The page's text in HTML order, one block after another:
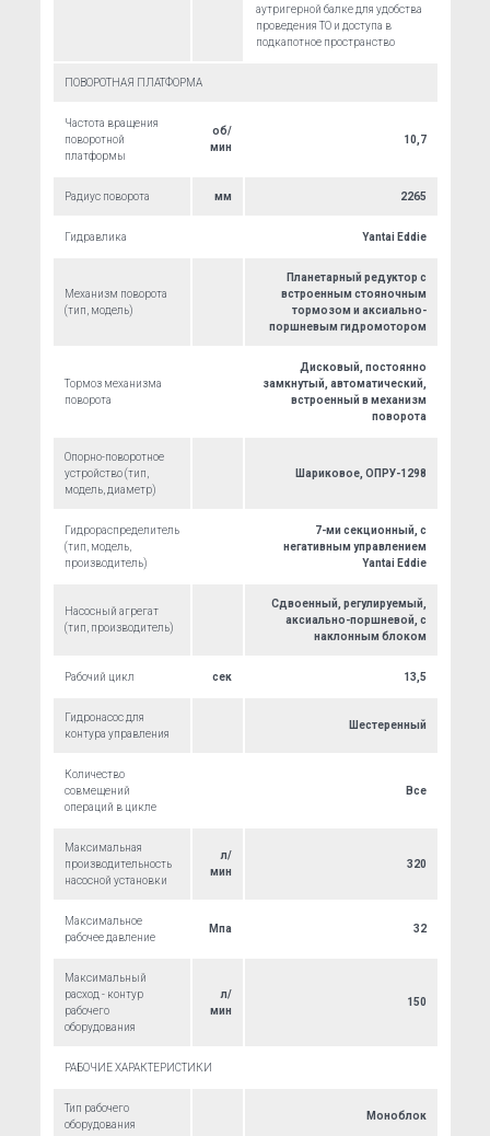
аутригерной балке для удобства
проведения ТО и доступа в
подкапотное пространство
ПОВОРОТНАЯ ПЛАТФОРМА
Частота вращения
поворотной
платформы
об/
мин
10,7
Радиус поворота мм 2265
Гидравлика Yantai Eddie
Механизм поворота
(тип, модель)
Планетарный редуктор с
встроенным стояночным
тормозом и аксиально-
поршневым гидромотором
Тормоз механизма
поворота
Дисковый, постоянно
замкнутый, автоматический,
встроенный в механизм
поворота
Опорно-поворотное
устройство (тип,
модель, диаметр)
Шариковое, ОПРУ-1298
Гидрораспределитель
(тип, модель,
производитель)
7-ми секционный, с
негативным управлением
Yantai Eddie
Насосный агрегат
(тип, производитель)
Сдвоенный, регулируемый,
аксиально-поршневой, с
наклонным блоком
Рабочий цикл сек 13,5
Гидронасос для
контура управления
Шестеренный
Количество
совмещений
операций в цикле
Все
Максимальная
производительность
насосной установки
л/
мин
320
Максимальное
рабочее давление
Мпа 32
Максимальный
расход - контур
рабочего
оборудования
л/
мин
150
РАБОЧИЕ ХАРАКТЕРИСТИКИ
Тип рабочего
оборудования
Моноблок